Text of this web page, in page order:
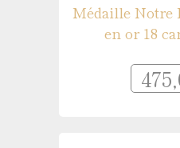
Médaille Notre
en or 18